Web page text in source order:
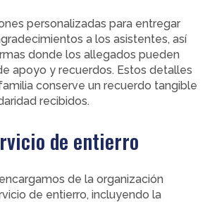
personalizadas para entregar
a los asistentes, así
donde los allegados pueden
apoyo y recuerdos. Estos detalles
conserve un recuerdo tangible
recibidos.
de entierro
de la organización
de entierro, incluyendo la